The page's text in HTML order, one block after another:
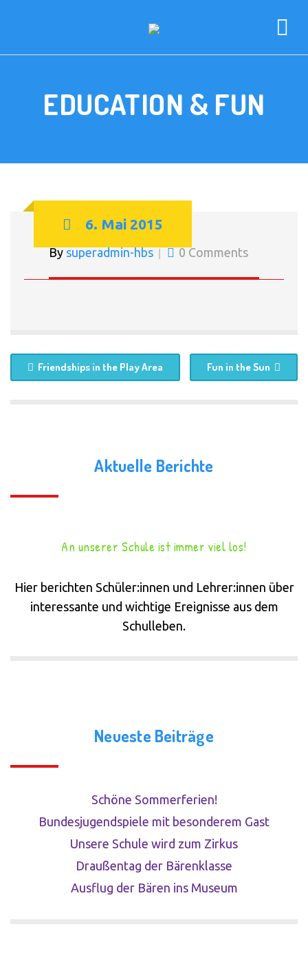
EDUCATION & FUN
6. Mai 2015
By superadmin-hbs 0 Comments
Friendships in the Play Area Fun in the Sun
Aktuelle Berichte
An unserer Schule ist immer viel los!
Hier berichten Schüler:innen und Lehrer:innen über
interessante und wichtige Ereignisse aus dem
Schulleben.
Neueste Beiträge
Schöne Sommerferien!
Bundesjugendspiele mit besonderem Gast
Unsere Schule wird zum Zirkus
Draußentag der Bärenklasse
Ausflug der Bären ins Museum